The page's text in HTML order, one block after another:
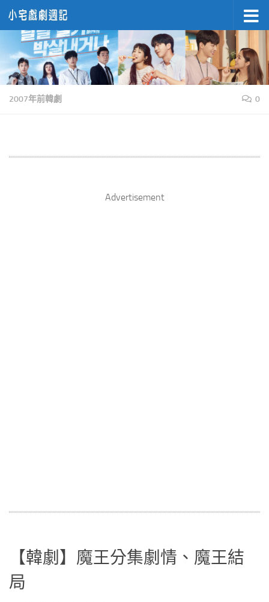
Skip to content
2007年前韓劇 0
Advertisement
【韓劇】魔王分集劇情、魔王結
局